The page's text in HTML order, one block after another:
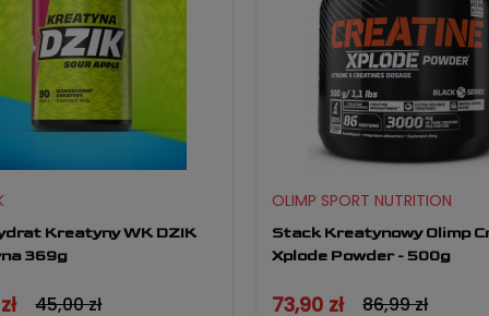
Kreatyny WK DZIK
369g
45,00 zł
Stack Kreatynowy Olimp
Xplode Powder - 500g
OLIMP SPORT NUTRITION
73,90 zł 86,99 zł